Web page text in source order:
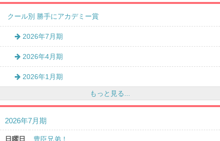
クール別 勝手にアカデミー賞
2026年7月期
2026年4月期
2026年1月期
もっと見る...
2026年7月期
日曜日
豊臣兄弟！